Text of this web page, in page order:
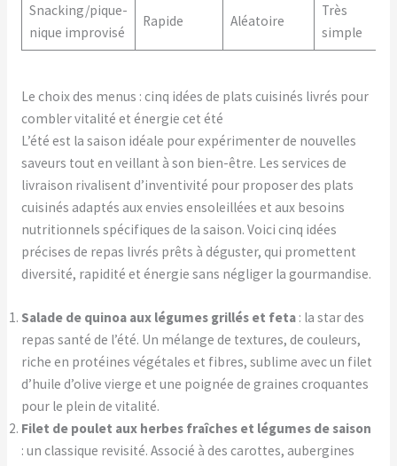
Snacking/pique-
nique improvisé
Rapide Aléatoire
Très
simple
Le choix des menus : cinq idées de plats cuisinés livrés pour
combler vitalité et énergie cet été
L’été est la saison idéale pour expérimenter de nouvelles
saveurs tout en veillant à son bien-être. Les services de
livraison rivalisent d’inventivité pour proposer des plats
cuisinés adaptés aux envies ensoleillées et aux besoins
nutritionnels spécifiques de la saison. Voici cinq idées
précises de repas livrés prêts à déguster, qui promettent
diversité, rapidité et énergie sans négliger la gourmandise.
Salade de quinoa aux légumes grillés et feta: la star des
repas santé de l’été. Un mélange de textures, de couleurs,
riche en protéines végétales et fibres, sublime avec un filet
d’huile d’olive vierge et une poignée de graines croquantes
pour le plein de vitalité.
Filet de poulet aux herbes fraîches et légumes de saison
: un classique revisité. Associé à des carottes, aubergines